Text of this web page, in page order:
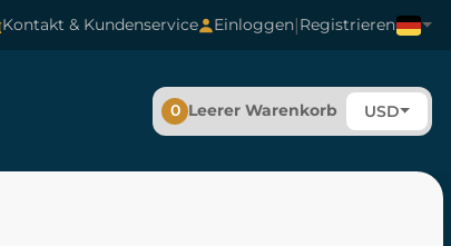
Kontakt & Kundenservice Einloggen|Registrieren
0 Leerer Warenkorb USD